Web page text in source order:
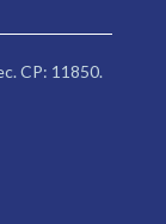
CP: 11850.